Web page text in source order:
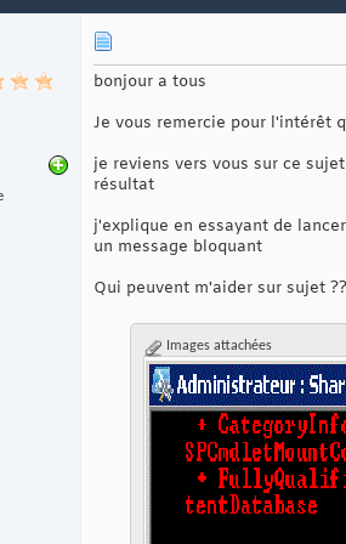
bonjour a tous
Je vous remercie pour l'intérêt
je reviens vers vous sur ce
résultat
j'explique en essayant de
un message bloquant
Qui peuvent m'aider sur sujet
Images attachées